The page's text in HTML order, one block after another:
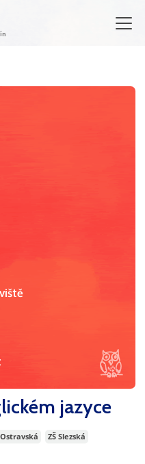
jazyce
Ostravská ZŠ Slezská